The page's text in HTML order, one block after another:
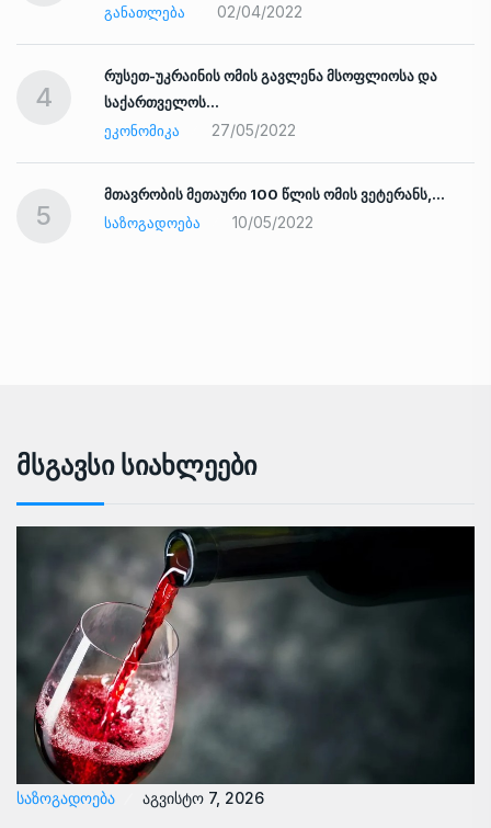
ᲒᲐᲜᲐᲗᲚᲔᲑᲐ 02/04/2022
4
რუსეთ-უკრაინის ომის გავლენა მსოფლიოსა და
საქართველოს…
ᲔᲙᲝᲜᲝᲛᲘᲙᲐ
27/05/2022
5
მთავრობის მეთაური 100 წლის ომის ვეტერანს,…
ᲡᲐᲖᲝᲒᲐᲓᲝᲔᲑᲐ
10/05/2022
Მსგავსი Სიახლეები
ᲡᲐᲖᲝᲒᲐᲓᲝᲔᲑᲐ აგვისტო 7, 2026